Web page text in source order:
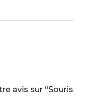
avis sur “Souris